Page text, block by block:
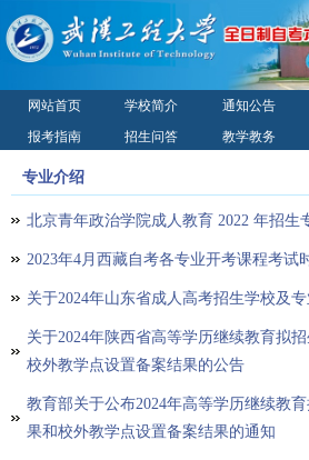
网站首页 学校简介 通知公告
报考指南
招生问答 教学教务
录取查询
专业介绍
北京青年政治学院成人教育 2022 年招生
2023年4月西藏自考各专业开考课程考试
关于2024年山东省成人高考招生学校及
关于2024年陕西省高等学历继续教育拟
校外教学点设置备案结果的公告
教育部关于公布2024年高等学历继续教
果和校外教学点设置备案结果的通知